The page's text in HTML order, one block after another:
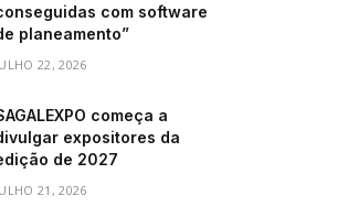
com software
planeamento”
22, 2026
começa a
expositores da
de 2027
21, 2026